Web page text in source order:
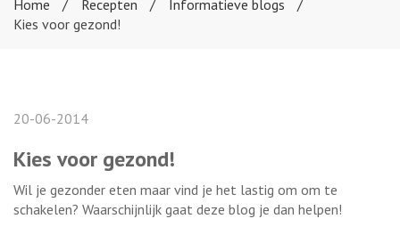
Home
Recepten
Informatieve blogs
Kies voor gezond!
20-06-2014
Kies voor gezond!
Wil je gezonder eten maar vind je het lastig om om te
schakelen? Waarschijnlijk gaat deze blog je dan helpen!